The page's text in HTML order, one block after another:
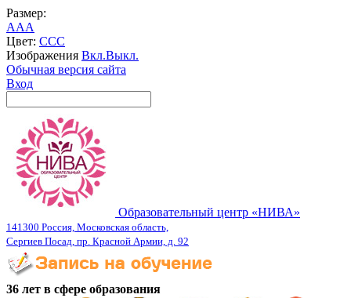
Размер:
AAA
Цвет: CCC
Изображения Вкл.Выкл.
Обычная версия сайта
Вход
Образовательный центр «НИВА»
141300 Россия, Московская область,
Сергиев Посад, пр. Красной Армии, д. 92
36 лет в сфере образования